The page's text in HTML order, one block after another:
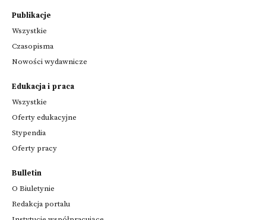
Publikacje
Wszystkie
Czasopisma
Nowości wydawnicze
Edukacja i praca
Wszystkie
Oferty edukacyjne
Stypendia
Oferty pracy
Bulletin
O Biuletynie
Redakcja portalu